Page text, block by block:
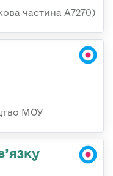
частина А7270)
МОУ